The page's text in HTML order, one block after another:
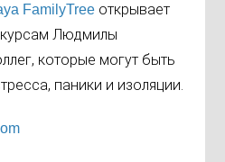
FamilyTree открывает
курсам Людмилы
которые могут быть
паники и изоляции.